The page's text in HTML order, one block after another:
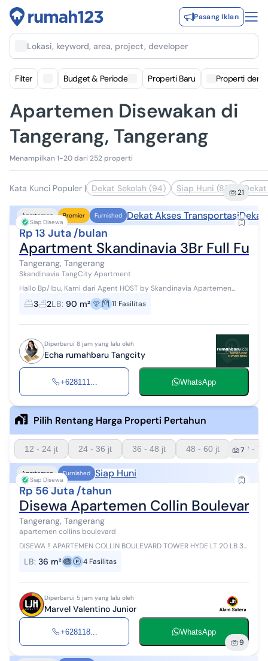
Pasang Iklan
Lokasi, keyword, area, project, developer
Filter Budget & Periode Properti Baru Properti
Apartemen Disewakan di
Tangerang, Tangerang
Menampilkan 1-20 dari 252 properti
Kata Kunci Populer | Dekat Sekolah (94) Siap Huni (85) 21
Siap Disewa
Apartemen Premier Furnished Dekat Akses TransportasiDekat
Rp 13 Juta /bulan
Apartment Skandinavia 3Br Full
Tangerang, Tangerang
Skandinavia TangCity Apartment
Hallo Bp/Ibu, Kami dari Agent HOST by Skandinavia Apartemen
#WTR #Disewakan dapat disewa perbulan/bulanan/tahunan Akses
: Tol Jakarta - Tangerang...
3 2LB: 90 m² 11 Fasilitas
Diperbarui 8 jam yang lalu oleh
Echa rumahbaru Tangcity
+628111... WhatsApp
Pilih Rentang Harga Properti Pertahun
12 - 24 jt 24 - 36 jt 36 - 48 jt 48 - 60 jt 60 -
7
Siap Disewa
Apartemen Furnished Siap Huni
Rp 56 Juta /tahun
Disewa Apartemen Collin Boulevard
Tangerang, Tangerang
apartemen collins boulevard
DISEWA ‼️ APARTEMEN COLLIN BOULEVARD TOWER HYDE LT 20 LB 36
LB: 36 m² 4 Fasilitas
Diperbarui 5 jam yang lalu oleh
Marvel Valentino Junior
+628118... WhatsApp
9